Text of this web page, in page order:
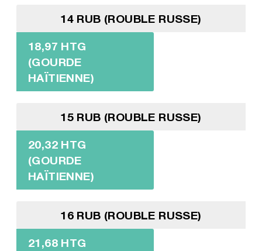
14 RUB (ROUBLE RUSSE)
18,97 HTG
(GOURDE
HAÏTIENNE)
15 RUB (ROUBLE RUSSE)
20,32 HTG
(GOURDE
HAÏTIENNE)
16 RUB (ROUBLE RUSSE)
21,68 HTG